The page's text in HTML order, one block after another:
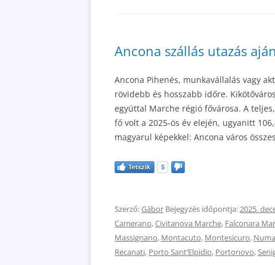
Ancona szállás utazás
Ancona Pihenés, munkavállalás vagy
rövidebb és hosszabb időre.
egyúttal Marche régió fővárosa. A
fő volt a 2025-ös év elején, ugyanitt
magyarul képekkel: Ancona város
Tetszik 5
Szerző:Gábor Bejegyzés időpontja:2025.
Camerano,Civitanova Marche, Falconara
Massignano, Montacuto, Montesicuro,
Recanati, Porto SantʼElpidio, Portonovo,